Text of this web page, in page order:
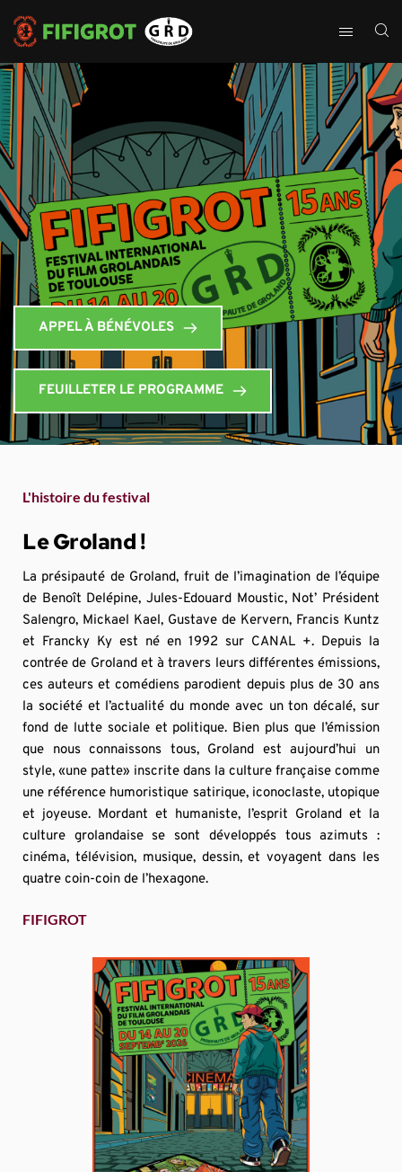
APPEL À BÉNÉVOLES
FEUILLETER LE PROGRAMME
L'histoire du festival
Le Groland !
La présipauté de Groland, fruit de l’imagination de l’équipe
de Benoît Delépine, Jules-Edouard Moustic, Not’ Président
Salengro, Mickael Kael, Gustave de Kervern, Francis Kuntz
et Francky Ky est né en 1992 sur CANAL +. Depuis la
contrée de Groland et à travers leurs différentes émissions,
ces auteurs et comédiens parodient depuis plus de 30 ans
la société et l’actualité du monde avec un ton décalé, sur
fond de lutte sociale et politique. Bien plus que l’émission
que nous connaissons tous, Groland est aujourd’hui un
style, «une patte» inscrite dans la culture française comme
une référence humoristique satirique, iconoclaste, utopique
et joyeuse. Mordant et humaniste, l’esprit Groland et la
culture grolandaise se sont développés tous azimuts :
cinéma, télévision, musique, dessin, et voyagent dans les
quatre coin-coin de l’hexagone.
FIFIGROT